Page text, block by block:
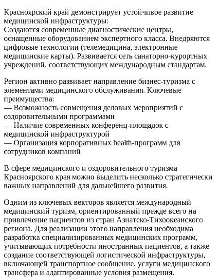
Красноярский край демонстрирует устойчивое развитие
медицинской инфраструктуры:
Создаются современные диагностические центры,
оснащенные оборудованием экспертного класса. Внедряются
цифровые технологии (телемедицина, электронные
медицинские карты). Развивается сеть санаторно-курортных
учреждений, соответствующих международным стандартам.
Регион активно развивает направление бизнес-туризма с
элементами медицинского обслуживания. Ключевые
преимущества:
— Возможность совмещения деловых мероприятий с
оздоровительными программами
— Наличие современных конференц-площадок с
медицинской инфраструктурой
— Организация корпоративных health-программ для
сотрудников компаний
В сфере медицинского и оздоровительного туризма
Красноярского края можно выделить несколько стратегически
важных направлений для дальнейшего развития.
Одним из ключевых векторов является международный
медицинский туризм, ориентированный прежде всего на
привлечение пациентов из стран Азиатско-Тихоокеанского
региона. Для реализации этого направления необходима
разработка специализированных медицинских программ,
учитывающих потребности иностранных пациентов, а также
создание соответствующей логистической инфраструктуры,
включающей транспортное сообщение, услуги медицинского
трансфера и адаптированные условия размещения.